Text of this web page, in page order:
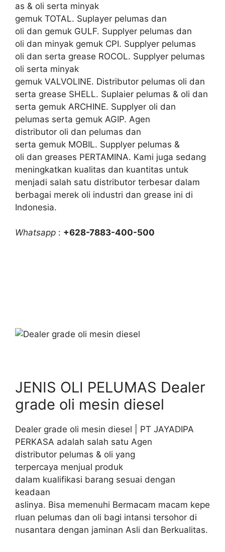
as & oli serta minyak
gemuk TOTAL. Suplayer pelumas dan
oli dan gemuk GULF. Supplyer pelumas dan
oli dan minyak gemuk CPI. Supplyer pelumas
oli dan serta grease ROCOL. Supplyer pelumas
oli serta minyak
gemuk VALVOLINE. Distributor pelumas oli dan
serta grease SHELL. Suplaier pelumas & oli dan
serta gemuk ARCHINE. Supplyer oli dan
pelumas serta gemuk AGIP. Agen
distributor oli dan pelumas dan
serta gemuk MOBIL. Supplyer pelumas &
oli dan greases PERTAMINA. Kami juga sedang
meningkatkan kualitas dan kuantitas untuk
menjadi salah satu distributor terbesar dalam
berbagai merek oli industri dan grease ini di
Indonesia.
Whatsapp : +628-7883-400-500
JENIS OLI PELUMAS Dealer
grade oli mesin diesel
Dealer grade oli mesin diesel | PT JAYADIPA
PERKASA adalah salah satu Agen
distributor pelumas & oli yang
terpercaya menjual produk
dalam kualifikasi barang sesuai dengan
keadaan
aslinya. Bisa memenuhi Bermacam macam kepe
rluan pelumas dan oli bagi intansi tersohor di
nusantara dengan jaminan Asli dan Berkualitas.